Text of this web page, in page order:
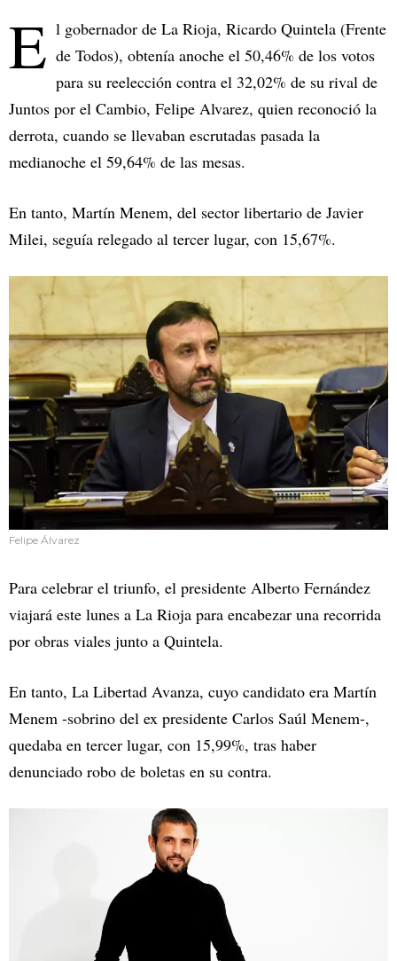
E l gobernador de La Rioja, Ricardo Quintela (Frente
de Todos), obtenía anoche el 50,46% de los votos
para su reelección contra el 32,02% de su rival de
Juntos por el Cambio, Felipe Alvarez, quien reconoció la
derrota, cuando se llevaban escrutadas pasada la
medianoche el 59,64% de las mesas.
En tanto, Martín Menem, del sector libertario de Javier
Milei, seguía relegado al tercer lugar, con 15,67%.
Felipe Álvarez
Para celebrar el triunfo, el presidente Alberto Fernández
viajará este lunes a La Rioja para encabezar una recorrida
por obras viales junto a Quintela.
En tanto, La Libertad Avanza, cuyo candidato era Martín
Menem -sobrino del ex presidente Carlos Saúl Menem-,
quedaba en tercer lugar, con 15,99%, tras haber
denunciado robo de boletas en su contra.